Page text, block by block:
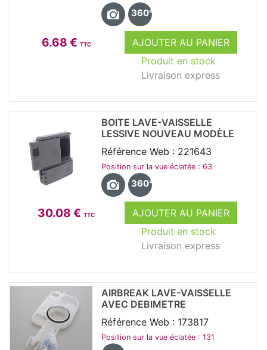
6.68 € TTC
AJOUTER AU PANIER
Produit en stock
Livraison express
360°
30.08 € TTC
AJOUTER AU PANIER
Produit en stock
Livraison express
BOITE LAVE-VAISSELLE
LESSIVE NOUVEAU MODÈLE
Référence Web : 221643
Position sur la vue éclatée : 63
360°
AIRBREAK LAVE-VAISSELLE
AVEC DEBIMETRE
Référence Web : 173817
Position sur la vue éclatée : 131